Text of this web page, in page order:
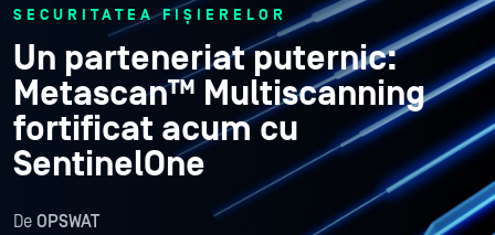
SECURITATEA FIȘIERELOR
Un parteneriat puternic:
Metascan™ Multiscanning
fortificat acum cu
SentinelOne
De OPSWAT